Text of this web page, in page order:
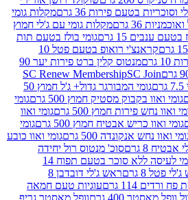
פירות 36 גרם
מקלות גומי
מקלות גומי עם ג'לי חמוץ
גומי בולז בטעם תות
קראנצ'י רואופ בטעם פטל 10
מנטוס קלין ברט פירות יער 90
SC Renew Membership
גומי המבורגר גדול+ ג'ל חמוץ 50
מסטיק חמוץ 500 גרם
גומי
חמוץ 500 גרם
גומי ואוו
אבטיח חמוץ 500 גרם
גומי
500 גרם
גומי ואוו כובע
סוכ' מנטוס רול יחידה
אורביט גומי לעיסה ללא סוכר בטעם תפוח 14
ראש ג'לי דובדבן 8
עוגיות טעם חמאה
גרם
וופל מאסטר גריף